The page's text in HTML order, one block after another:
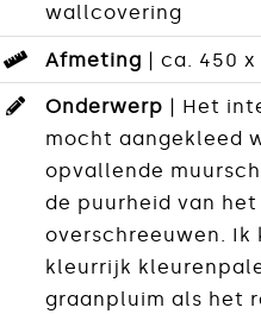
wallcovering
Afmeting | ca. 450
Onderwerp | Het
mocht aangekleed
opvallende
de puurheid van
overschreeuwen. Ik
kleurrijk
graanpluim als het